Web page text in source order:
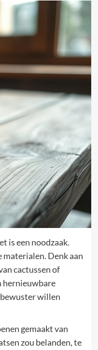
is een noodzaak.
materialen. Denk aan
cactussen of
hernieuwbare
willen
gemaakt van
zou belanden, te